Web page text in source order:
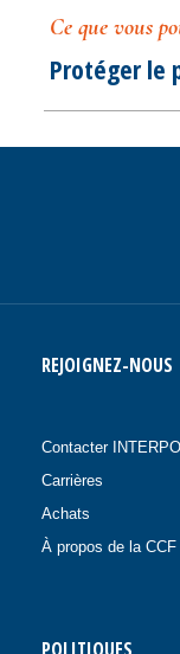
Ce que vous
Protéger le
REJOIGNEZ-NOUS
Contacter
Carrières
Achats
À propos de la CCF